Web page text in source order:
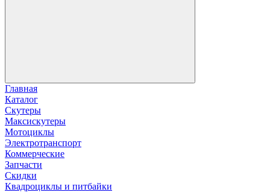
Главная
Каталог
Скутеры
Максискутеры
Мотоциклы
Электротранспорт
Коммерческие
Запчасти
Скидки
Квадроциклы и питбайки